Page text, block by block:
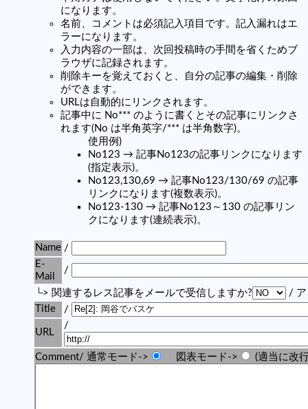
になります。
名前、コメントは必須記入項目です。記入漏れはエ
ラーになります。
入力内容の一部は、次回投稿時の手間を省くためブ
ラウザに記録されます。
削除キーを覚えておくと、自分の記事の編集・削除
ができます。
URLは自動的にリンクされます。
記事中に No*** のように書くとその記事にリンクさ
れます(No は半角英字/*** は半角数字)。
使用例)
No123 → 記事No123の記事リンクになります
(指定表示)。
No123,130,69 → 記事No123/130/69 の記事
リンクになります(複数表示)。
No123-130 → 記事No123～130 の記事リン
クになります(連続表示)。
Name /
E-
Mail
/
└> 関連するレス記事をメールで受信しますか?
/ ア
Title
/
URL
/
Comment/ 通常モード-> 図表モード-> (適当に改